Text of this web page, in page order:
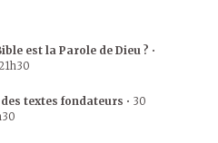
est la Parole de Dieu ? •
textes fondateurs • 30